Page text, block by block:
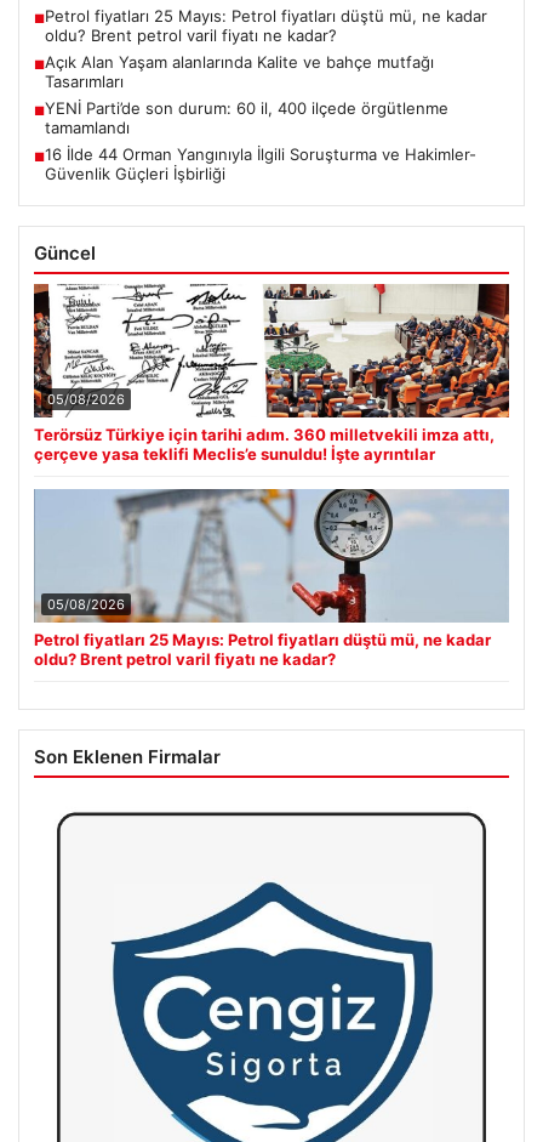
■Petrol fiyatları 25 Mayıs: Petrol fiyatları düştü mü, ne kadar
oldu? Brent petrol varil fiyatı ne kadar?
■Açık Alan Yaşam alanlarında Kalite ve bahçe mutfağı
Tasarımları
■YENİ Parti’de son durum: 60 il, 400 ilçede örgütlenme
tamamlandı
■16 İlde 44 Orman Yangınıyla İlgili Soruşturma ve Hakimler-
Güvenlik Güçleri İşbirliği
Güncel
05/08/2026
Terörsüz Türkiye için tarihi adım. 360 milletvekili imza attı,
çerçeve yasa teklifi Meclis’e sunuldu! İşte ayrıntılar
05/08/2026
Petrol fiyatları 25 Mayıs: Petrol fiyatları düştü mü, ne kadar
oldu? Brent petrol varil fiyatı ne kadar?
Son Eklenen Firmalar